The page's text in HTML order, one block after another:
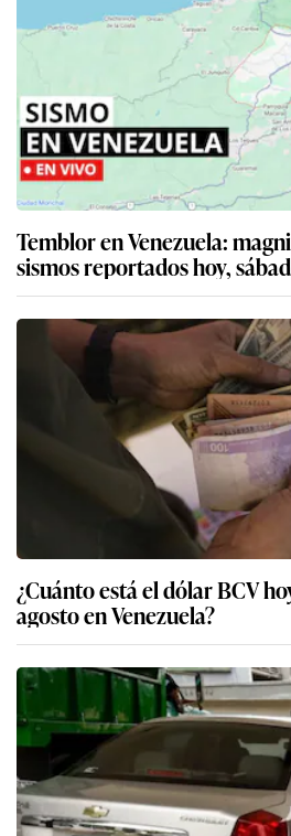
Temblor en Venezuela:
sismos reportados hoy,
¿Cuánto está el dólar BCV
agosto en Venezuela?